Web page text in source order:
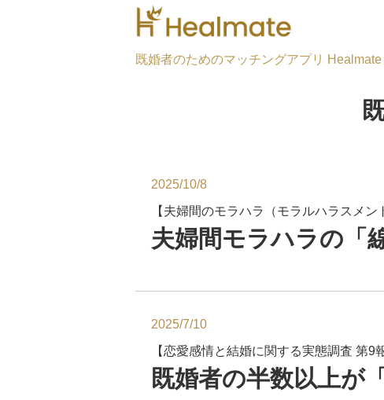
既婚者のためのマッチングアプリ Healmate
2025/10/8
【夫婦間のモラハラ（モラルハラスメン
夫婦間モラハラの「
2025/7/10
【恋愛感情と結婚に関する実態調査 第9
既婚者の半数以上が